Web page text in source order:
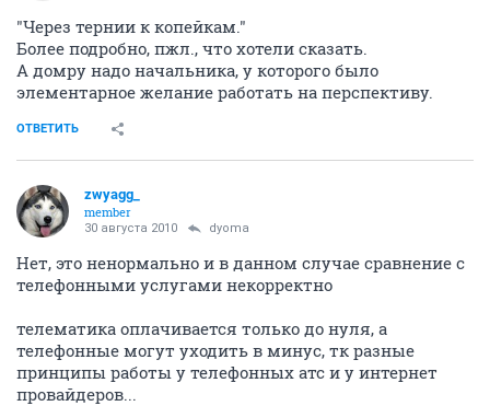
"Через тернии к копейкам."
Более подробно, пжл., что хотели сказать.
А домру надо начальника, у которого было
элементарное желание работать на перспективу.
ОТВЕТИТЬ
zwyagg_
member
30 августа 2010 dyoma
Нет, это ненормально и в данном случае сравнение с
телефонными услугами некорректно
телематика оплачивается только до нуля, а
телефонные могут уходить в минус, тк разные
принципы работы у телефонных атс и у интернет
провайдеров...